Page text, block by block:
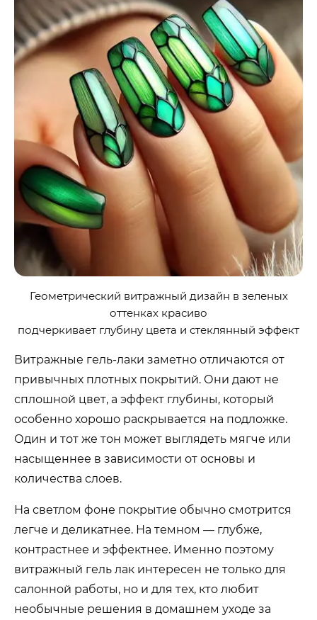
Геометрический витражный дизайн в зеленых
оттенках красиво
подчеркивает глубину цвета и стеклянный эффект
Витражные гель-лаки заметно отличаются от
привычных плотных покрытий. Они дают не
сплошной цвет, а эффект глубины, который
особенно хорошо раскрывается на подложке.
Один и тот же тон может выглядеть мягче или
насыщеннее в зависимости от основы и
количества слоев.
На светлом фоне покрытие обычно смотрится
легче и деликатнее. На темном — глубже,
контрастнее и эффектнее. Именно поэтому
витражный гель лак интересен не только для
салонной работы, но и для тех, кто любит
необычные решения в домашнем уходе за